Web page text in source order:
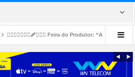
Feira do Produtor: “A vaca Mimosa já foi
👉LUTO…⚰😔🕯😪😭FUNERÁRIA
a gestão 2026/2030.